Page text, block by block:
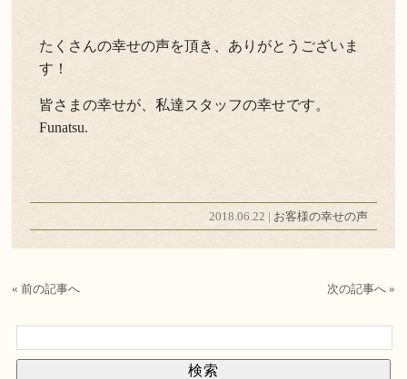
よくある質問 お問い合わせ
たくさんの幸せの声を頂き、ありがとうございま
す！
皆さまの幸せが、私達スタッフの幸せです。
Funatsu.
2018.06.22 | お客様の幸せの声
« 前の記事へ 次の記事へ »